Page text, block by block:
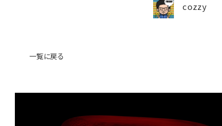
cozzy
一覧に戻る